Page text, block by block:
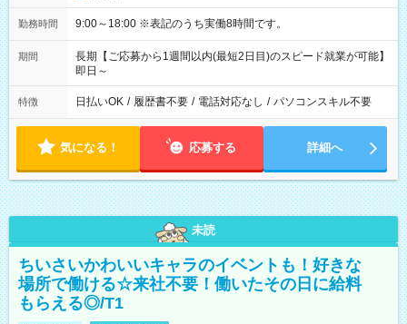
勤務時間 9:00～18:00 ※表記のうち実働8時間です。
期間
長期【ご応募から1週間以内(最短2日目)のスピード就業が可能】
即日～
特徴 日払いOK / 履歴書不要 / 電話対応なし / パソコンスキル不要
気になる！ 応募する 詳細へ
未読
ちいさいかわいいキャラのイベントも！好きな
場所で働ける☆来社不要！働いたその日に給料
もらえる◎/T1